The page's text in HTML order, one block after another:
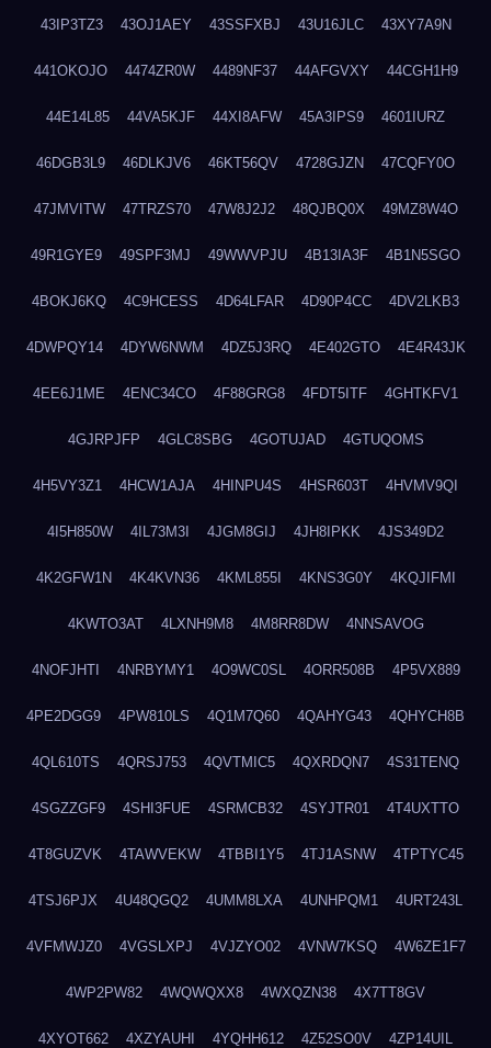
43IP3TZ3 43OJ1AEY 43SSFXBJ 43U16JLC 43XY7A9N
441OKOJO 4474ZR0W 4489NF37 44AFGVXY 44CGH1H9
44E14L85 44VA5KJF 44XI8AFW 45A3IPS9 4601IURZ
46DGB3L9 46DLKJV6 46KT56QV 4728GJZN 47CQFY0O
47JMVITW 47TRZS70 47W8J2J2 48QJBQ0X 49MZ8W4O
49R1GYE9 49SPF3MJ 49WWVPJU 4B13IA3F 4B1N5SGO
4BOKJ6KQ 4C9HCESS 4D64LFAR 4D90P4CC 4DV2LKB3
4DWPQY14 4DYW6NWM 4DZ5J3RQ 4E402GTO 4E4R43JK
4EE6J1ME 4ENC34CO 4F88GRG8 4FDT5ITF 4GHTKFV1
4GJRPJFP 4GLC8SBG 4GOTUJAD 4GTUQOMS
4H5VY3Z1 4HCW1AJA 4HINPU4S 4HSR603T 4HVMV9QI
4I5H850W 4IL73M3I 4JGM8GIJ 4JH8IPKK 4JS349D2
4K2GFW1N 4K4KVN36 4KML855I 4KNS3G0Y 4KQJIFMI
4KWTO3AT 4LXNH9M8 4M8RR8DW 4NNSAVOG
4NOFJHTI 4NRBYMY1 4O9WC0SL 4ORR508B 4P5VX889
4PE2DGG9 4PW810LS 4Q1M7Q60 4QAHYG43 4QHYCH8B
4QL610TS 4QRSJ753 4QVTMIC5 4QXRDQN7 4S31TENQ
4SGZZGF9 4SHI3FUE 4SRMCB32 4SYJTR01 4T4UXTTO
4T8GUZVK 4TAWVEKW 4TBBI1Y5 4TJ1ASNW 4TPTYC45
4TSJ6PJX 4U48QGQ2 4UMM8LXA 4UNHPQM1 4URT243L
4VFMWJZ0 4VGSLXPJ 4VJZYO02 4VNW7KSQ 4W6ZE1F7
4WP2PW82 4WQWQXX8 4WXQZN38 4X7TT8GV
4XYOT662 4XZYAUHI 4YQHH612 4Z52SO0V 4ZP14UIL